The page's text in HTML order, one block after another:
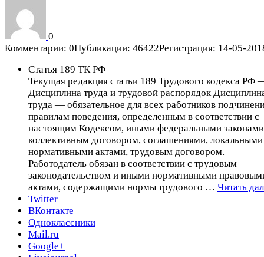
0
Комментарии: 0Публикации: 46422Регистрация: 14-05-
Статья 189 ТК РФ
Текущая редакция статьи 189 Трудового кодекса РФ
Дисциплина труда и трудовой распорядок
труда — обязательное для всех работников
правилам поведения, определенным в соответствии с
настоящим Кодексом, иными федеральными
коллективным договором, соглашениями, локальными
нормативными актами, трудовым договором.
Работодатель обязан в соответствии с трудовым
законодательством и иными нормативными
актами, содержащими нормы трудового … Читать
Twitter
ВКонтакте
Одноклассники
Mail.ru
Google+